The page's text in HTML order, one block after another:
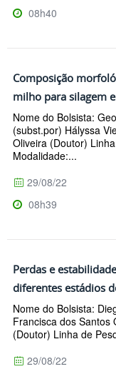
08h40
Composição
milho para silagem
Nome do Bolsista:
(subst.por) Hályssa
Oliveira (Doutor)
Modalidade:...
29/08/22
08h39
Perdas e
diferentes estádios
Nome do Bolsista:
Francisca dos Santos
(Doutor) Linha de
29/08/22